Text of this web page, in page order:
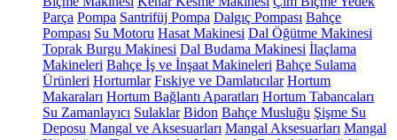
Parça Pompa Santrifüj Pompa Dalgıç Pompası Bahçe
Pompası Su Motoru Hasat Makinesi Dal Öğütme Makinesi
Toprak Burgu Makinesi Dal Budama Makinesi İlaçlama
Makineleri Bahçe İş ve İnşaat Makineleri Bahçe Sulama
Ürünleri Hortumlar Fıskiye ve Damlatıcılar Hortum
Makaraları Hortum Bağlantı Aparatları Hortum Tabancaları
Su Zamanlayıcı Sulaklar Bidon Bahçe Musluğu Şişme Su
Deposu Mangal ve Aksesuarları Mangal Aksesuarları Mangal